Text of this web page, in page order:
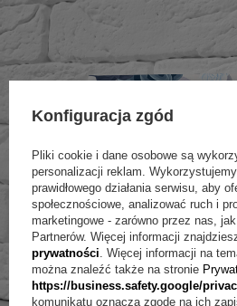
Konfiguracja zgód
Pliki cookie i dane osobowe są
personalizacji reklam.
prawidłowego działania serwisu, aby
społecznościowe, analizować ruch i
marketingowe - zarówno przez nas,
Partnerów. Więcej informacji
prywatności. Więcej informacji na
można znaleźć także na stronie
https://business.safety.google/
komunikatu oznacza zgodę na ich